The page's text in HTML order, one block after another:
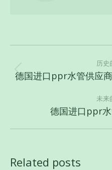
章
导
历史
德国进口ppr水管供应
未来
德国进口ppr
Related posts